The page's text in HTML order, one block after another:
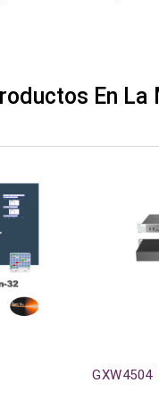
En La
GXW4504